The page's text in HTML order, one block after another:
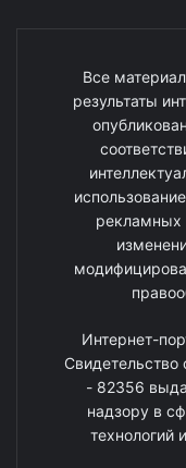
Все
результаты
рекламных
Интернет-
- 82356
надзору в
технологий